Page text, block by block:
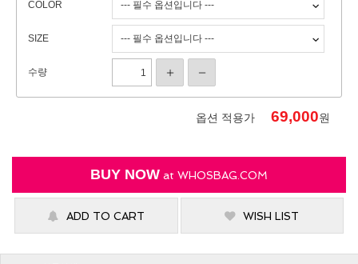
COLOR
SIZE
수량
옵션 적용가 69,000원
BUY NOW at WHOSBAG.COM
ADD TO CART WISH LIST